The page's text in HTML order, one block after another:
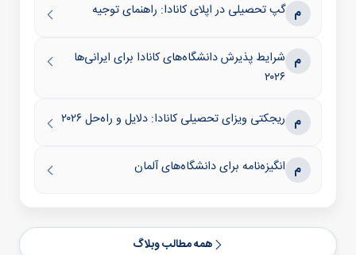
م گپ تحصیلی در اپلای کانادا: راهنمای توجیه
م شرایط پذیرش دانشگاه‌های کانادا برای ایرانی‌ها
۲۰۲۶
م ریجکتی ویزای تحصیلی کانادا: دلایل و راه‌حل ۲۰۲۶
م انگیزه‌نامه برای دانشگاه‌های آلمان
همه مطالب وبلاگ